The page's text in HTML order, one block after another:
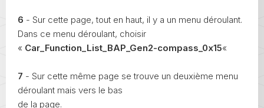
6 - Sur cette page, tout en haut, il y a un menu déroulant.
Dans ce menu déroulant, choisir
« Car_Function_List_BAP_Gen2-compass_0x15«
7 - Sur cette même page se trouve un deuxième menu
déroulant mais vers le bas
de la page.